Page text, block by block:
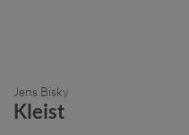
Jens Bisky
Kleist